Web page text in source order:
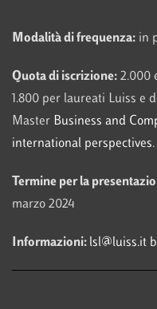
Modalità di frequenza:in
Quota di iscrizione:2.000
1.800 per laureati Luiss e
Master Business and
international perspectives.
Termine per la
marzo 2024
Informazioni: lsl@luiss.it